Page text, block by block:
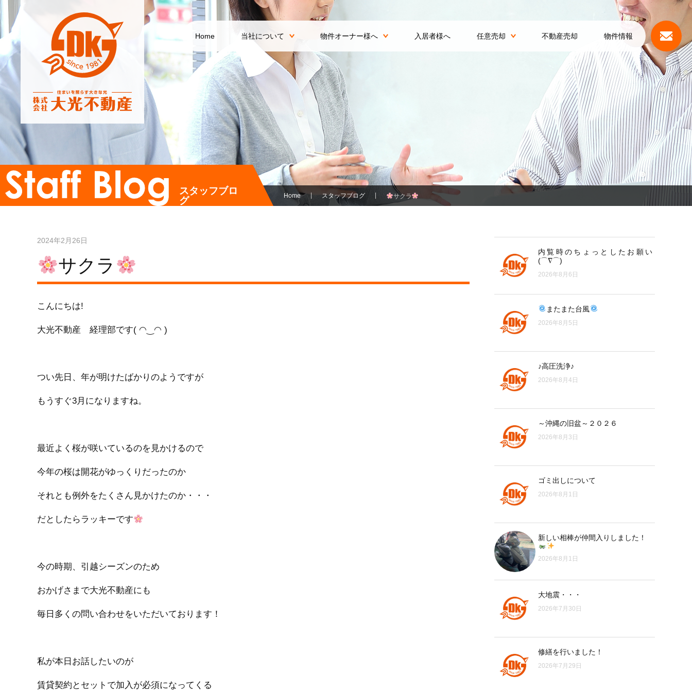
Home 当社について 物件オーナー様へ 入居者様へ 任意売却 不動産売却 物件情報
スタッフブロ
グ
Home スタッフブログ サクラ
2024年2月26日
サクラ
こんにちは!
大光不動産 経理部です( ◠‿◠ )
つい先日、年が明けたばかりのようですが
もうすぐ3月になりますね。
最近よく桜が咲いているのを見かけるので
今年の桜は開花がゆっくりだったのか
それとも例外をたくさん見かけたのか・・・
だとしたらラッキーです
今の時期、引越シーズンのため
おかげさまで大光不動産にも
毎日多くの問い合わせをいただいております！
私が本日お話したいのが
賃貸契約とセットで加入が必須になってくる
内覧時のちょっとしたお願い
(⌒∇⌒)
2026年8月6日
またまた台風
2026年8月5日
♪高圧洗浄♪
2026年8月4日
～沖縄の旧盆～２０２６
2026年8月3日
ゴミ出しについて
2026年8月1日
新しい相棒が仲間入りしました！
2026年8月1日
大地震・・・
2026年7月30日
修繕を行いました！
2026年7月29日